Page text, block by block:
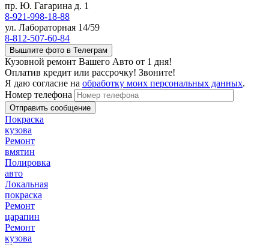
пр. Ю. Гагарина д. 1
8-921-998-18-88
ул. Лабораторная 14/59
8-812-507-60-84
Вышлите фото в Телеграм
Кузовной ремонт Вашего Авто от 1 дня!
Оплатив кредит или рассрочку! Звоните!
Я даю согласие на обработку моих персональных данных.
Номер телефона
Покраска
кузова
Ремонт
вмятин
Полировка
авто
Локальная
покраска
Ремонт
царапин
Ремонт
кузова